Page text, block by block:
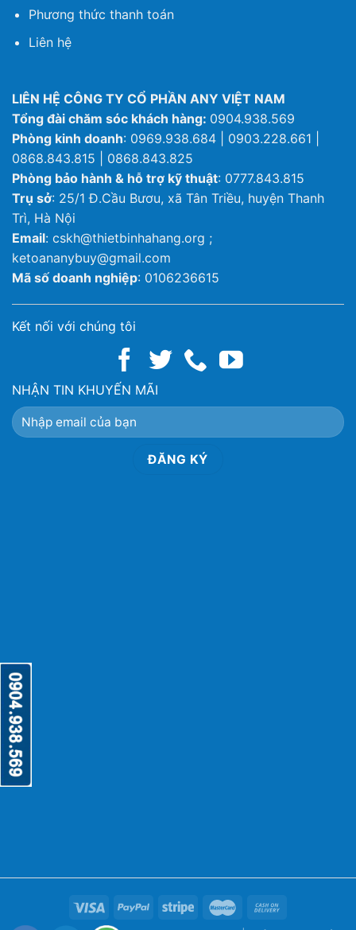
Phương thức thanh toán
Liên hệ
LIÊN HỆ CÔNG TY CỔ PHẦN ANY VIỆT NAM
Tổng đài chăm sóc khách hàng: 0904.938.569
Phòng kinh doanh: 0969.938.684 | 0903.228.661 |
0868.843.815 | 0868.843.825
Phòng bảo hành & hỗ trợ kỹ thuật: 0777.843.815
Trụ sở: 25/1 Đ.Cầu Bươu, xã Tân Triều, huyện Thanh
Trì, Hà Nội
Email: cskh@thietbinhahang.org ;
ketoananybuy@gmail.com
Mã số doanh nghiệp: 0106236615
Kết nối với chúng tôi
NHẬN TIN KHUYẾN MÃI